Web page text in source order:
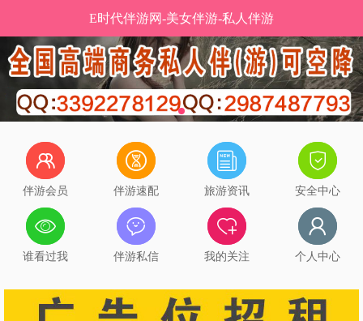
E时代伴游网-美女伴游-私人伴游
伴游会员 伴游速配 旅游资讯 安全中心
谁看过我 伴游私信 我的关注 个人中心